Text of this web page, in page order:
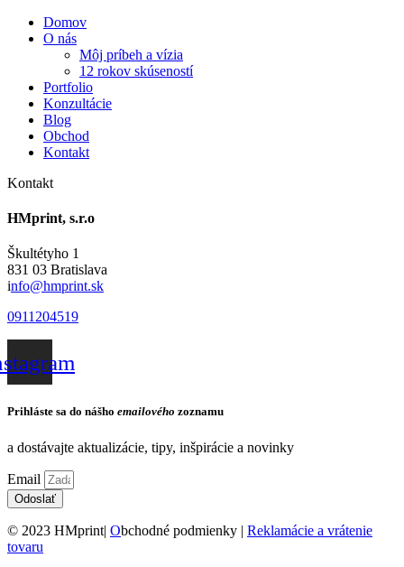
Domov
O nás
Môj príbeh a vízia
12 rokov skúseností
Portfolio
Konzultácie
Blog
Obchod
Kontakt
Kontakt
HMprint, s.r.o
Škultétyho 1
831 03 Bratislava
info@hmprint.sk
0911204519
Prihláste sa do nášho emailového zoznamu
a dostávajte aktualizácie, tipy, inšpirácie a novinky
Email
Odoslať
© 2023 HMprint| Obchodné podmienky | Reklamácie a vrátenie
tovaru